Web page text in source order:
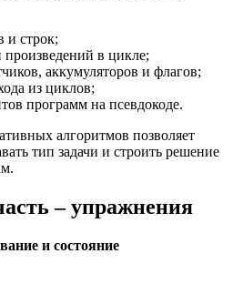
и строк;
в цикле;
аккумуляторов и флагов;
из циклов;
программ на псевдокоде.
алгоритмов позволяет
тип задачи и строить решение
– упражнения
и состояние